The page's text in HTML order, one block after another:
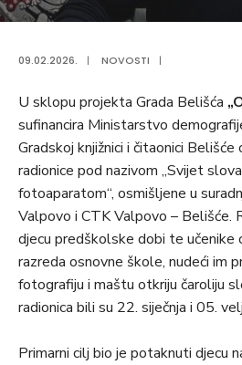
09.02.2026. | NOVOSTI |
U sklopu projekta Grada Belišća
sufinancira Ministarstvo
Gradskoj knjižnici i čitaonici
radionice pod nazivom „Svijet
fotoaparatom“, osmišljene u
Valpovo i CTK Valpovo – Belišće.
djecu predškolske dobi te
razreda osnovne škole, nudeći im
fotografiju i maštu otkriju čaroliju
radionica bili su 22. siječnja i 05.
Primarni cilj bio je potaknuti djecu